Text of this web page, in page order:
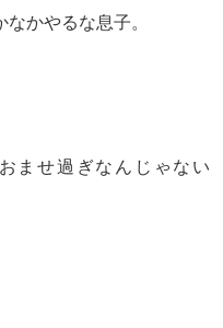
かやるな息子。
ませ過ぎなんじゃない